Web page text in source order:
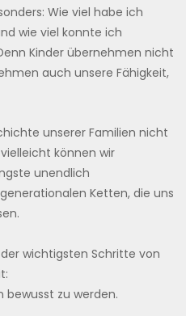
Wie viel habe ich
wie viel konnte ich
Kinder übernehmen nicht
auch unsere Fähigkeit,
unserer Familien nicht
können wir
unendlich
Ketten, die uns
wichtigsten Schritte von
bewusst zu werden.